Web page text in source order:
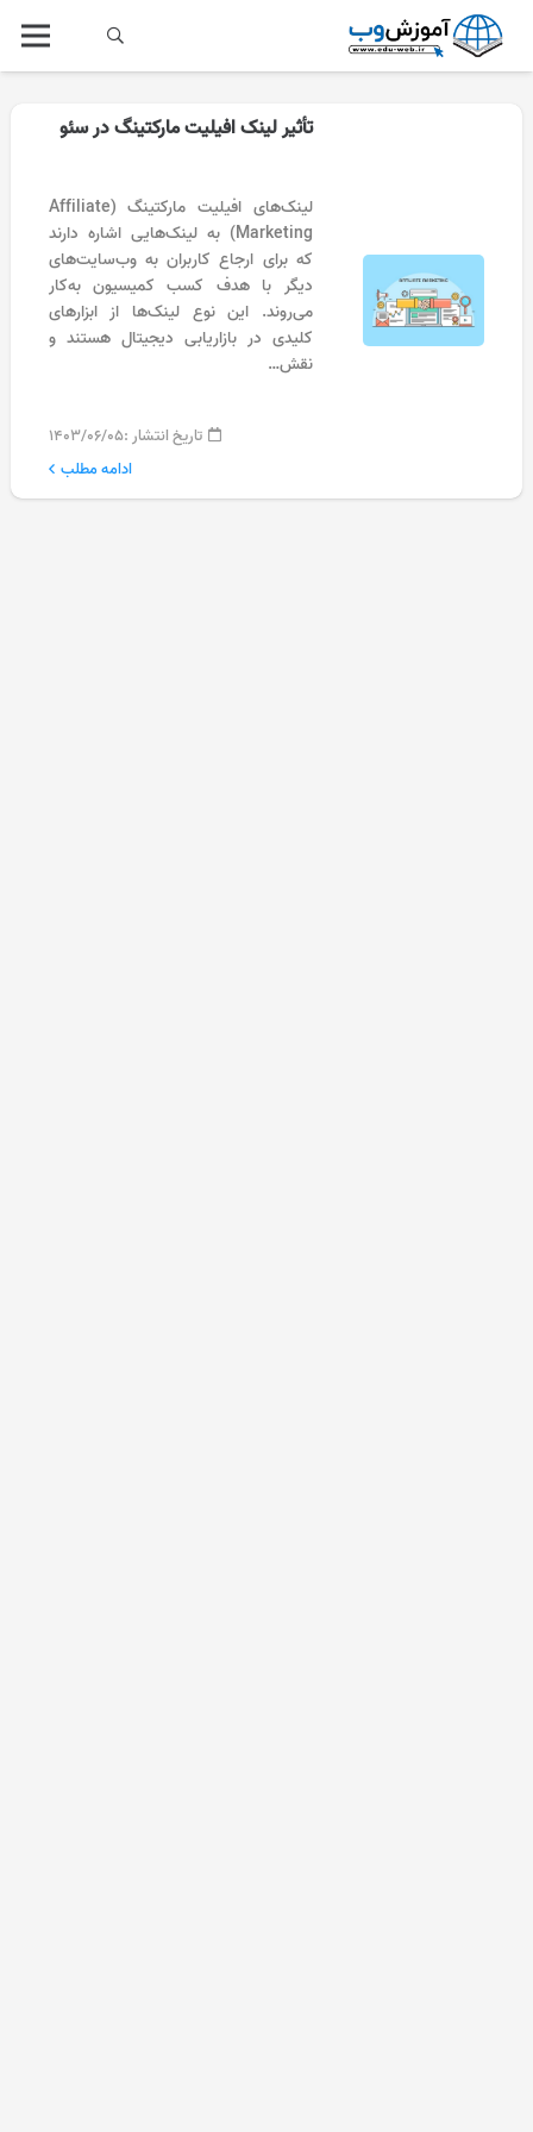
تأثیر لینک افیلیت مارکتینگ در سئو
لینک‌های افیلیت مارکتینگ (Affiliate
Marketing) به لینک‌هایی اشاره دارند
که برای ارجاع کاربران به وب‌سایت‌های
دیگر با هدف کسب کمیسیون به‌کار
می‌روند. این نوع لینک‌ها از ابزارهای
کلیدی در بازاریابی دیجیتال هستند و
نقش…
تاریخ انتشار :۱۴۰۳/۰۶/۰۵
ادامه مطلب